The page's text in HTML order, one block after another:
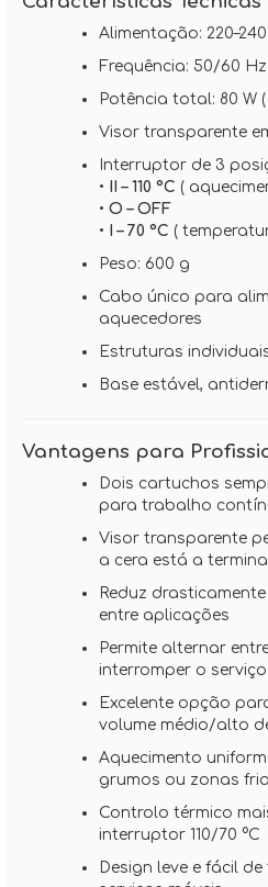
Alimentação:
Frequência: 50/60 Hz
Potência total: 80 W
Visor transparente
Interruptor de 3
• II – 110 °C (
• O – OFF
• I – 70 °C (
Peso: 600 g
Cabo único para
aquecedores
Estruturas
Base estável,
Vantagens para
Dois cartuchos
para trabalho
Visor transparente
a cera está a
Reduz
entre aplicações
Permite alternar
interromper o serviço
Excelente opção
volume médio/alto
Aquecimento
grumos ou zonas
Controlo térmico
interruptor 110/70 °C
Design leve e fácil